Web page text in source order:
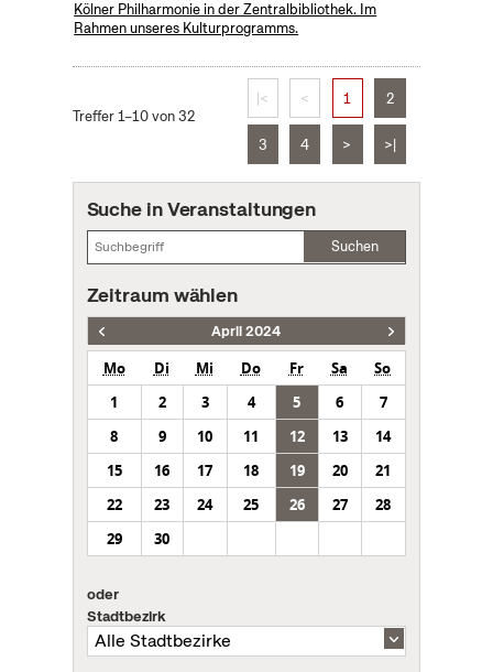
Kölner Philharmonie in der Zentralbibliothek. Im
Rahmen unseres Kulturprogramms.
Treffer 1–10 von 32
|< < 1 2
3 4 > >|
Suche in Veranstaltungen
Suchen
Zeitraum wählen
April 2024
Mo Di Mi Do Fr Sa
So
1
2 3 4 5 6
7
8
9 10 11 12 13
14
15
16 17 18 19 20
21
22
23 24 25 26 27
28
29
30
oder
Stadtbezirk